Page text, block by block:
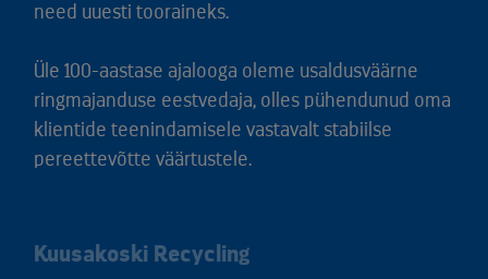
need uuesti tooraineks.
Üle 100-aastase ajalooga oleme usaldusväärne
ringmajanduse eestvedaja, olles pühendunud oma
klientide teenindamisele vastavalt stabiilse
pereettevõtte väärtustele.
Kuusakoski Recycling